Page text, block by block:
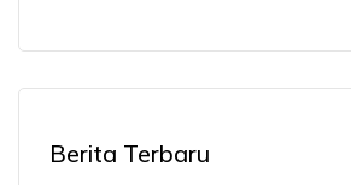
Berita Terbaru